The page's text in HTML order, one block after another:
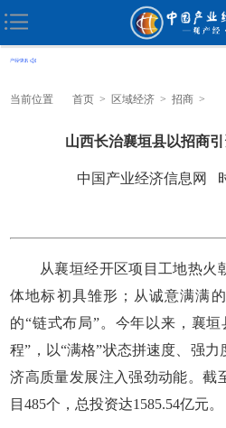
当前位置 首页 > 区域经济 > 招商 >
山西长治襄垣县以招商
中国产业经济信息网
从襄垣经开区项目工地热火
体地标初具雏形；从诚意满满
的“链式布局”。今年以来，襄
程”，以“满格”状态拼速度、强
济高质量发展注入强劲动能。截
目485个，总投资达1585.54亿元。